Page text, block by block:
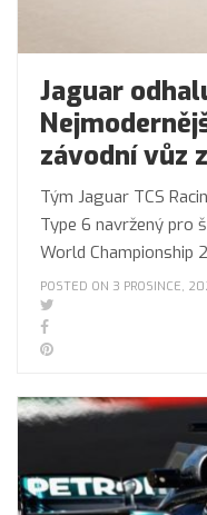
Jaguar
závodní vůz
Tým Jaguar TCS
Type 6 navržený pro
World Championship
POSTED ON 3 PROSINCE,